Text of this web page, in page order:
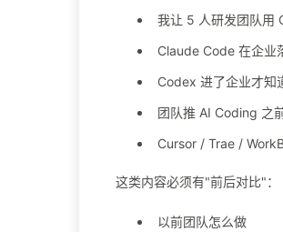
我让 5 人研发团队用
Claude Code 在企业
Codex 进了企业才知
团队推 AI Coding 之
Cursor / Trae /
这类内容必须有"前后对比"：
以前团队怎么做